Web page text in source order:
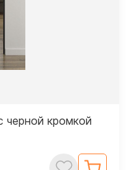
кромкой